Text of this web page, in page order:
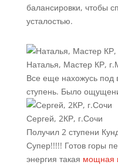
балансировки, чтобы
усталостью.
Наталья, Мастер КР,
Все еще нахожусь под
ступень. Было
Сергей, 2КР, г.Сочи
Получил 2 ступени
Супер!!!!! Готов горы
энергия такая мощная